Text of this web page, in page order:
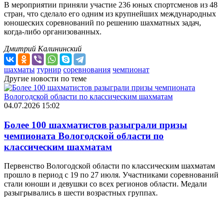
В мероприятии приняли участие 236 юных спортсменов из 48
стран, что сделало его одним из крупнейших международных
юношеских соревнований по решению шахматных задач,
когда-либо организованных.
Дмитрий Калининский
шахматы турнир соревнования чемпионат
Другие новости по теме
04.07.2026 15:02
Более 100 шахматистов разыграли призы
чемпионата Вологодской области по
классическим шахматам
Первенство Вологодской области по классическим шахматам
прошло в период с 19 по 27 июля. Участниками соревнований
стали юноши и девушки со всех регионов области. Медали
разыгрывались в шести возрастных группах.